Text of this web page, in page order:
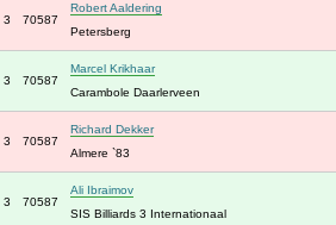
3 70587
Robert Aaldering
Petersberg
3 70587
Marcel Krikhaar
Carambole Daarlerveen
3 70587
Richard Dekker
Almere `83
3 70587
Ali Ibraimov
SIS Billiards 3 Internationaal